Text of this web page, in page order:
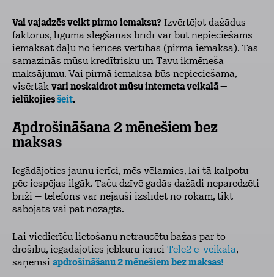
Vai vajadzēs veikt pirmo iemaksu? Izvērtējot dažādus
faktorus, līguma slēgšanas brīdī var būt nepieciešams
iemaksāt daļu no ierīces vērtības (pirmā iemaksa). Tas
samazinās mūsu kredītrisku un Tavu ikmēneša
maksājumu. Vai pirmā iemaksa būs nepieciešama,
visērtāk vari noskaidrot mūsu interneta veikalā –
ielūkojiesšeit.
Apdrošināšana 2 mēnešiem bez
maksas
Iegādājoties jaunu ierīci, mēs vēlamies, lai tā kalpotu
pēc iespējas ilgāk. Taču dzīvē gadās dažādi neparedzēti
brīži – telefons var nejauši izslīdēt no rokām, tikt
sabojāts vai pat nozagts.
Lai viedierīču lietošanu netraucētu bažas par to
drošību, iegādājoties jebkuru ierīci Tele2 e-veikalā,
saņemsi apdrošināšanu 2 mēnešiem bez maksas!